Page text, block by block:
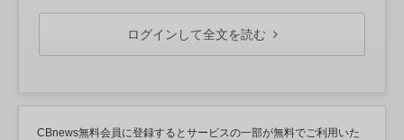
ログインして全文を読む
CBnews無料会員に登録するとサービスの一部が無料でご利用いた